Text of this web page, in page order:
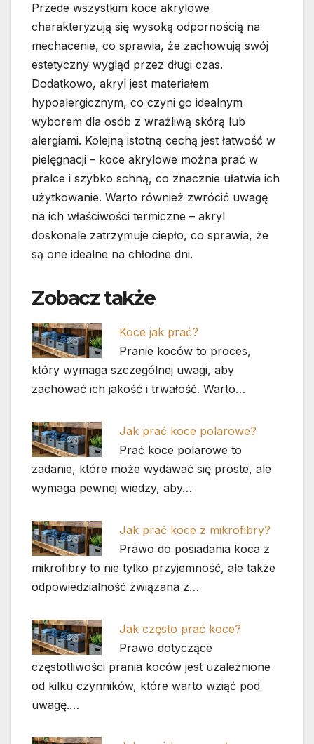
Przede wszystkim koce akrylowe
charakteryzują się wysoką odpornością na
mechacenie, co sprawia, że zachowują swój
estetyczny wygląd przez długi czas.
Dodatkowo, akryl jest materiałem
hypoalergicznym, co czyni go idealnym
wyborem dla osób z wrażliwą skórą lub
alergiami. Kolejną istotną cechą jest łatwość w
pielęgnacji – koce akrylowe można prać w
pralce i szybko schną, co znacznie ułatwia ich
użytkowanie. Warto również zwrócić uwagę
na ich właściwości termiczne – akryl
doskonale zatrzymuje ciepło, co sprawia, że
są one idealne na chłodne dni.
Zobacz także
Koce jak prać?
Pranie koców to proces,
który wymaga szczególnej uwagi, aby
zachować ich jakość i trwałość. Warto…
Jak prać koce polarowe?
Prać koce polarowe to
zadanie, które może wydawać się proste, ale
wymaga pewnej wiedzy, aby…
Jak prać koce z mikrofibry?
Prawo do posiadania koca z
mikrofibry to nie tylko przyjemność, ale także
odpowiedzialność związana z…
Jak często prać koce?
Prawo dotyczące
częstotliwości prania koców jest uzależnione
od kilku czynników, które warto wziąć pod
uwagę.…